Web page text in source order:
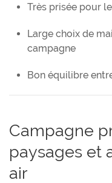
Très prisée pour
Large choix de
campagne
Bon équilibre
Campagne
paysages et
air